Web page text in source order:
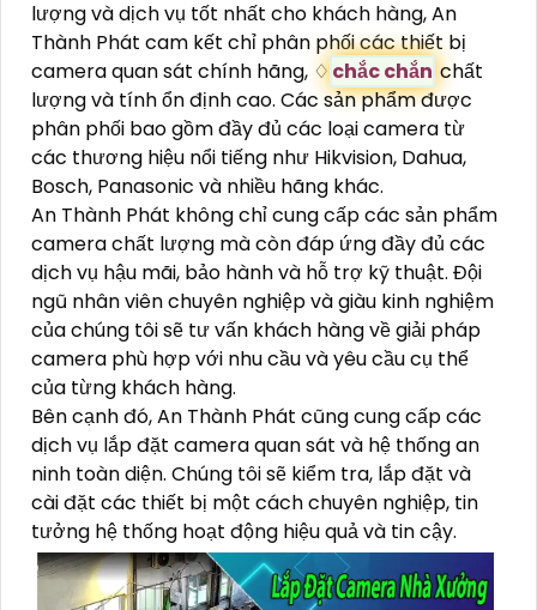
lượng và dịch vụ tốt nhất cho khách hàng, An
Thành Phát cam kết chỉ phân phối các thiết bị
camera quan sát chính hãng, ♢ chắc chắn chất
lượng và tính ổn định cao. Các sản phẩm được
phân phối bao gồm đầy đủ các loại camera từ
các thương hiệu nổi tiếng như Hikvision, Dahua,
Bosch, Panasonic và nhiều hãng khác.
An Thành Phát không chỉ cung cấp các sản phẩm
camera chất lượng mà còn đáp ứng đầy đủ các
dịch vụ hậu mãi, bảo hành và hỗ trợ kỹ thuật. Đội
ngũ nhân viên chuyên nghiệp và giàu kinh nghiệm
của chúng tôi sẽ tư vấn khách hàng về giải pháp
camera phù hợp với nhu cầu và yêu cầu cụ thể
của từng khách hàng.
Bên cạnh đó, An Thành Phát cũng cung cấp các
dịch vụ lắp đặt camera quan sát và hệ thống an
ninh toàn diện. Chúng tôi sẽ kiểm tra, lắp đặt và
cài đặt các thiết bị một cách chuyên nghiệp, tin
tưởng hệ thống hoạt động hiệu quả và tin cậy.